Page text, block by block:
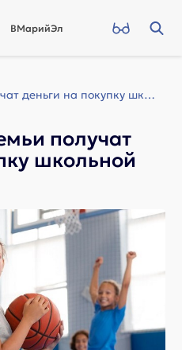
ВМарийЭл
Многодетные семьи получат деньги на покупку школьной формы
получат
школьной